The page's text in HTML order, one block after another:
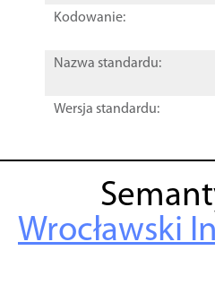
Kodowanie:
Nazwa standardu:
Wersja standardu:
Wrocławski